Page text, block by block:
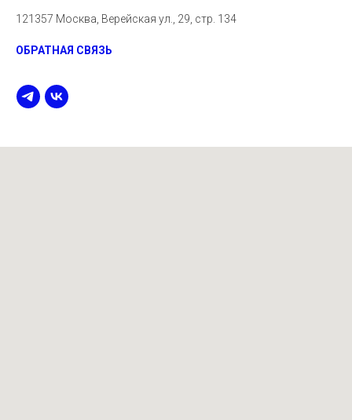
121357 Москва, Верейская ул., 29, стр. 134
ОБРАТНАЯ СВЯЗЬ